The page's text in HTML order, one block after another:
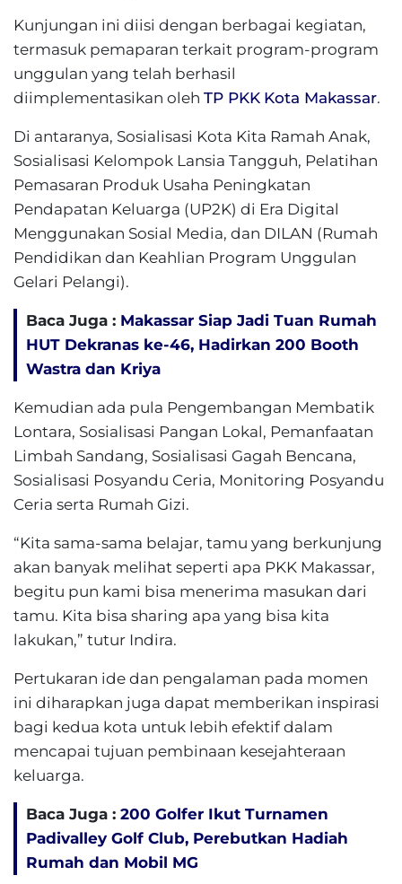
Kunjungan ini diisi dengan berbagai kegiatan,
termasuk pemaparan terkait program-program
unggulan yang telah berhasil
diimplementasikan oleh TP PKK Kota Makassar.
Di antaranya, Sosialisasi Kota Kita Ramah Anak,
Sosialisasi Kelompok Lansia Tangguh, Pelatihan
Pemasaran Produk Usaha Peningkatan
Pendapatan Keluarga (UP2K) di Era Digital
Menggunakan Sosial Media, dan DILAN (Rumah
Pendidikan dan Keahlian Program Unggulan
Gelari Pelangi).
Baca Juga : Makassar Siap Jadi Tuan Rumah
HUT Dekranas ke-46, Hadirkan 200 Booth
Wastra dan Kriya
Kemudian ada pula Pengembangan Membatik
Lontara, Sosialisasi Pangan Lokal, Pemanfaatan
Limbah Sandang, Sosialisasi Gagah Bencana,
Sosialisasi Posyandu Ceria, Monitoring Posyandu
Ceria serta Rumah Gizi.
“Kita sama-sama belajar, tamu yang berkunjung
akan banyak melihat seperti apa PKK Makassar,
begitu pun kami bisa menerima masukan dari
tamu. Kita bisa sharing apa yang bisa kita
lakukan,” tutur Indira.
Pertukaran ide dan pengalaman pada momen
ini diharapkan juga dapat memberikan inspirasi
bagi kedua kota untuk lebih efektif dalam
mencapai tujuan pembinaan kesejahteraan
keluarga.
Baca Juga : 200 Golfer Ikut Turnamen
Padivalley Golf Club, Perebutkan Hadiah
Rumah dan Mobil MG